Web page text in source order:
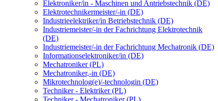
Elektroniker/in - Maschinen und Antriebstechnik (DE)
Elektrotechnikermeister/-in (DE)
Industrieelektriker/in Betriebstechnik (DE)
Industriemeister/-in der Fachrichtung Elektrotechnik
(DE)
Industriemeister/-in der Fachrichtung Mechatronik (DE)
Informationselektroniker/in (DE)
Mechatroniker (PL)
Mechatroniker,-in (DE)
Mikrotechnolog(e)/-technologin (DE)
Techniker - Elektriker (PL)
Techniker - Mechatroniker (PL)